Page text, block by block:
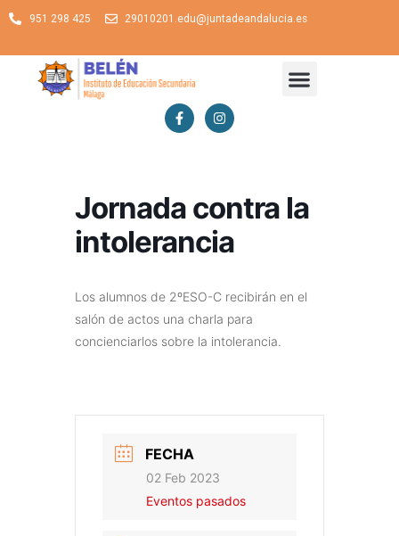
951 298 425 29010201.edu@juntadeandalucia.es
Jornada contra la
intolerancia
Los alumnos de 2ºESO-C recibirán en el
salón de actos una charla para
concienciarlos sobre la intolerancia.
FECHA
02 Feb 2023
Eventos pasados